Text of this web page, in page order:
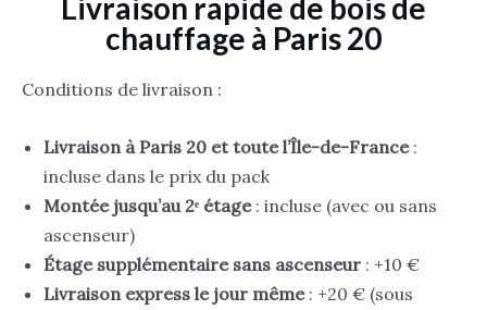
Livraison rapide de bois de
chauffage à Paris 20
Conditions de livraison :
Livraison à Paris 20 et toute l’Île-de-France:
incluse dans le prix du pack
Montée jusqu’au 2ᵉ étage: incluse (avec ou sans
ascenseur)
Étage supplémentaire sans ascenseur : +10 €
Livraison express le jour même: +20 € (sous